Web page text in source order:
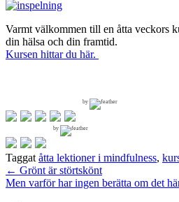
Varmt välkommen till en åtta veckors
din hälsa och din framtid.
Kursen hittar du här.
by
by
Taggat åtta lektioner i mindfulness,
Inläggsnavigering
← Grönt är störtskönt
Men varför har ingen berätta om det